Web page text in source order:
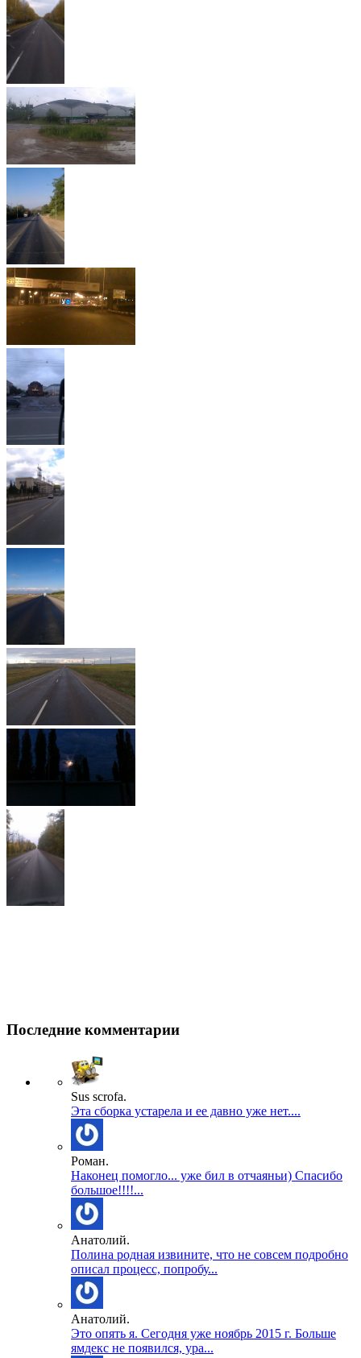
Последние комментарии
Sus scrofa.
Эта сборка устарела и ее давно уже нет....
Роман.
Наконец помогло... уже бил в отчаяньи) Спасибо
большое!!!!...
Анатолий.
Полина родная извините, что не совсем подробно
описал процесс, попробу...
Анатолий.
Это опять я. Сегодня уже ноябрь 2015 г. Больше
ямдекс не появился, ура...